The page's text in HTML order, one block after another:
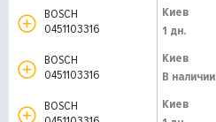
BOSCH
0451103316
Киев
1 дн.
BOSCH
0451103316
Киев
В наличии
BOSCH
Киев